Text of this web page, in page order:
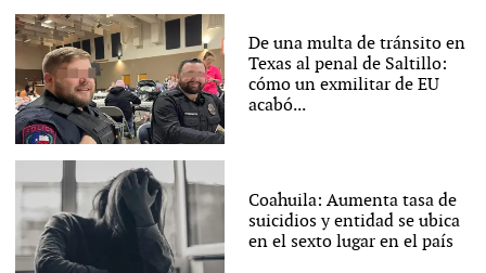
De una multa de tránsito en
Texas al penal de Saltillo:
cómo un exmilitar de EU
acabó...
Coahuila: Aumenta tasa de
suicidios y entidad se ubica
en el sexto lugar en el país